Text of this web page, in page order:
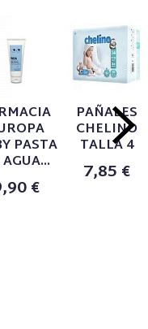
PASTA
€
PAÑALES
CHELINO
TALLA 4
7,85 €